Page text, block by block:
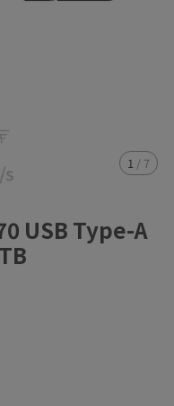
1 / 7
USB Type-A